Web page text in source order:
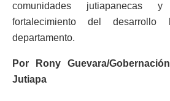
comunidades jutiapanecas
fortalecimiento del
departamento.
Por Rony Guevara/
Jutiapa